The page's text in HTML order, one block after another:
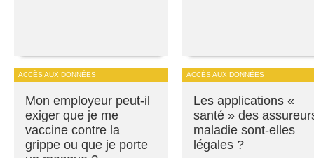
ACCÈS AUX DONNÉES
Mon employeur peut-il
exiger que je me
vaccine contre la
grippe ou que je porte
ACCÈS AUX DONNÉES
Les applications «
santé » des
maladie sont-elles
légales ?